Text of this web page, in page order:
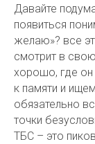
Давайте
появиться
желаю»? все
смотрит в
хорошо, где
к памяти и
обязательно
точки
ТБС – это